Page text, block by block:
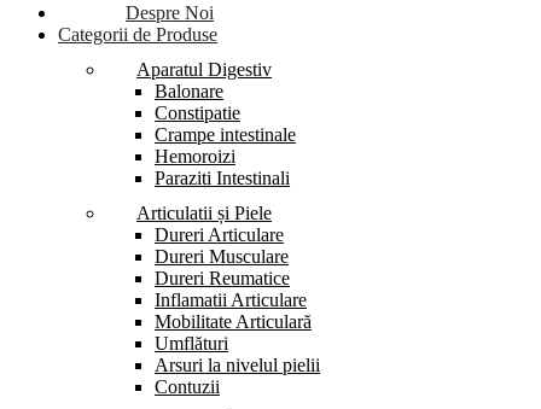
Despre Noi
Categorii de Produse
Aparatul Digestiv
Balonare
Constipatie
Crampe intestinale
Hemoroizi
Paraziti Intestinali
Articulatii și Piele
Dureri Articulare
Dureri Musculare
Dureri Reumatice
Inflamatii Articulare
Mobilitate Articulară
Umflături
Arsuri la nivelul pielii
Contuzii